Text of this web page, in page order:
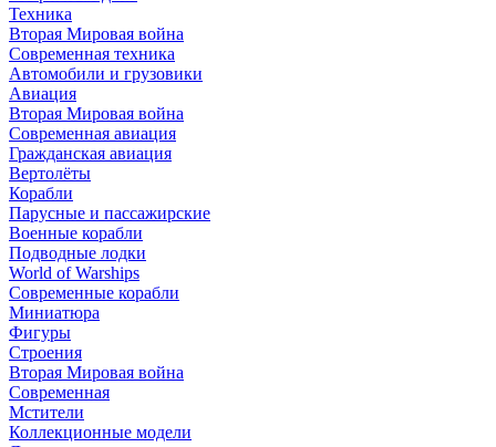
Техника
Вторая Мировая война
Современная техника
Автомобили и грузовики
Авиация
Вторая Мировая война
Современная авиация
Гражданская авиация
Вертолёты
Корабли
Парусные и пассажирские
Военные корабли
Подводные лодки
World of Warships
Современные корабли
Миниатюра
Фигуры
Строения
Вторая Мировая война
Современная
Мстители
Коллекционные модели